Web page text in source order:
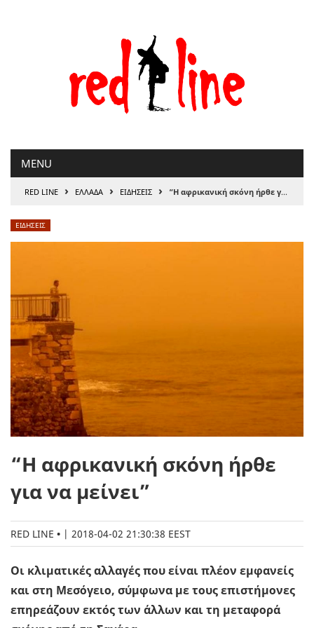
MENU
RED LINE › ΕΛΛΑΔΑ › ΕΙΔΗΣΕΙΣ › “Η αφρικανική σκόνη ήρθε για να μείνει”
ΕΙΔΗΣΕΙΣ
“Η αφρικανική σκόνη ήρθε
για να μείνει”
RED LINE | 2018-04-02 21:30:38 EEST
Οι κλιματικές αλλαγές που είναι πλέον εμφανείς
και στη Μεσόγειο, σύμφωνα με τους επιστήμονες
επηρεάζουν εκτός των άλλων και τη μεταφορά